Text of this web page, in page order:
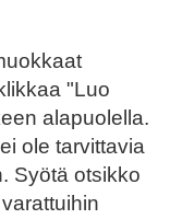
"Luo
alapuolella.
ole tarvittavia
Syötä otsikko